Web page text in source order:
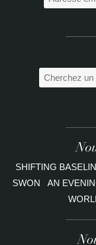
SHIFTING
SWON
AN